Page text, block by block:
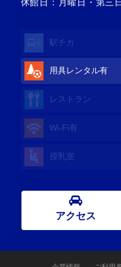
駅チカ
用具レンタル有
レストラン
Wi-Fi有
授乳室
アクセス